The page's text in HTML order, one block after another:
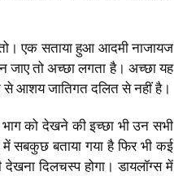
एक सताया हुआ आदमी नाजायज
जाए तो अच्छा लगता है। अच्छा यह
से आशय जातिगत दलित से नहीं है।
को देखने की इच्छा भी उन सभी
सबकुछ बताया गया है फिर भी कई
दिलचस्प होगा। डायलॉग्स में